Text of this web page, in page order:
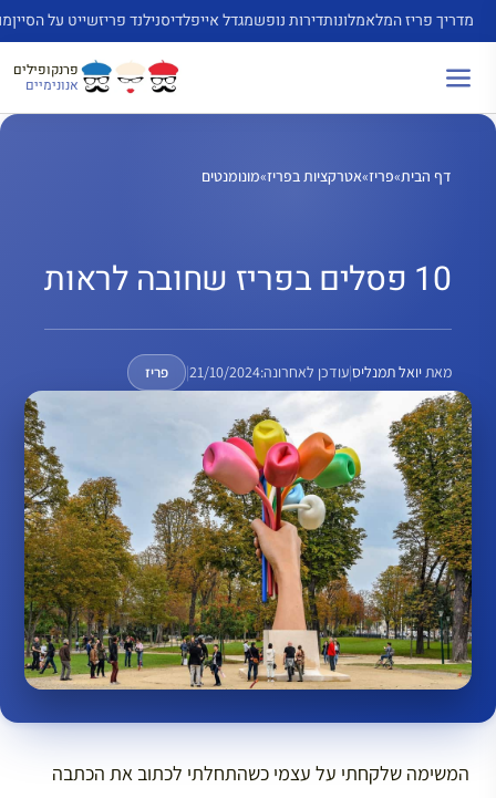
לדלג
לתוכן
מדריך פריז המלאמלונותדירות נופשמגדל אייפלדיסנילנד פריזשייט על הסיין
פרנקופילים
אנונימיים
דף הבית»פריז»אטרקציות בפריז»מונומנטים
10 פסלים בפריז שחובה לראות
מאתיואל תמנליס|עודכן לאחרונה:21/10/2024
| פריז
המשימה שלקחתי על עצמי כשהתחלתי לכתוב את הכתבה